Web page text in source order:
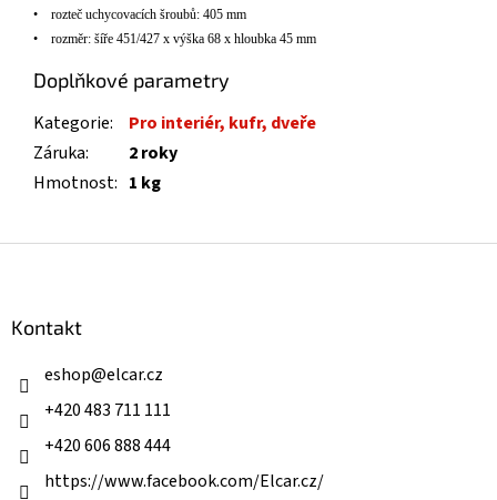
• rozteč uchycovacích šroubů: 405 mm
• rozměr: šíře 451/427 x výška 68 x hloubka 45 mm
Doplňkové parametry
Kategorie:
Pro interiér, kufr, dveře
Záruka:
2 roky
Hmotnost: 1 kg
Kontakt
eshop@elcar.cz
+420 483 711 111
+420 606 888 444
https://www.facebook.com/Elcar.cz/